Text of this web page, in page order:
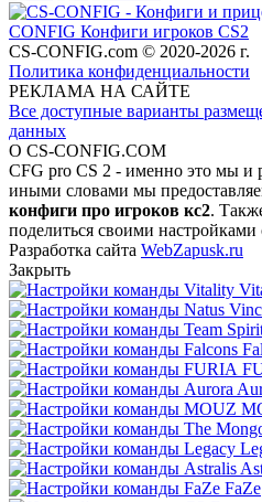
CONFIG Конфиги игроков CS2
CS-CONFIG.com © 2020-2026 г.
Политика конфиденциальности
РЕКЛАМА НА САЙТЕ
Все доступные варианты
данных
О CS-CONFIG.COM
CFG pro CS 2 - именно это мы и
иными словами мы
конфиги про игроков кс2.
поделиться своими
Разработка сайта WebZapusk.ru
Закрыть
FaZe